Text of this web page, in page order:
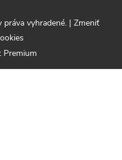
práva vyhradené. | Zmeniť